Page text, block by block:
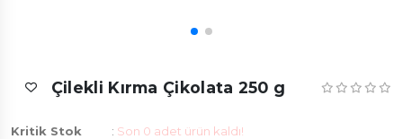
Çilekli Kırma Çikolata 250 g
Kritik Stok : Son 0 adet ürün kaldı!